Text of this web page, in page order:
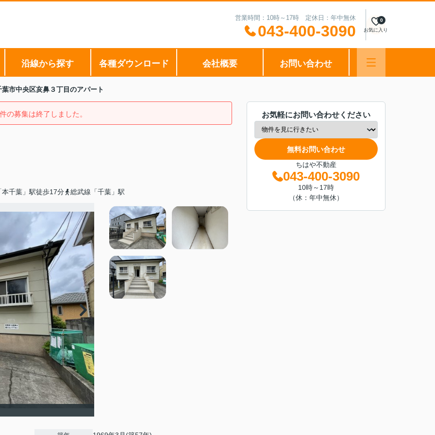
営業時間：10時～17時 定休日：年中無休
043-400-3090 お気に入り
0
沿線から探す 各種ダウンロード 会社概要 お問い合わせ
葉市中央区亥鼻３丁目のアパート
の募集は終了しました。
本千葉」駅徒歩17分 総武線「千葉」駅
お気軽にお問い合わせください
無料お問い合わせ
ちはや不動産
043-400-3090
10時～17時
（休：年中無休）